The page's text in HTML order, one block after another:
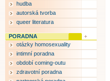
hudba
autorská tvorba
queer literatura
PORADNA
otázky homosexuality
intimní poradna
období coming-outu
zdravotní poradna